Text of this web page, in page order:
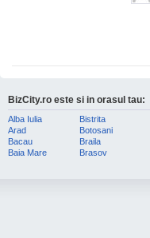
BizCity.ro este si in orasul tau:
Alba Iulia
Arad
Bacau
Baia Mare
Bistrita
Botosani
Braila
Brasov